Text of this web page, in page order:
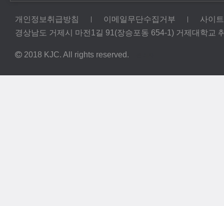
개인정보취급방침 이메일무단수집거부
사이
경상남도 거제시 마전1길 91(장승포동 654-1) 거제대학교
2018 KJC. All rights reserved.